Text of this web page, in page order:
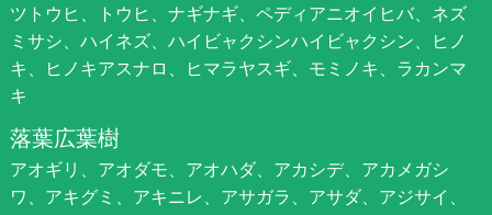
ツトウヒ、トウヒ、ナギナギ、ペディアニオイヒバ、ネズ
ミサシ、ハイネズ、ハイビャクシンハイビャクシン、ヒノ
キ、ヒノキアスナロ、ヒマラヤスギ、モミノキ、ラカンマ
キ
落葉広葉樹
アオギリ、アオダモ、アオハダ、アカシデ、アカメガシ
ワ、アキグミ、アキニレ、アサガラ、アサダ、アジサイ、